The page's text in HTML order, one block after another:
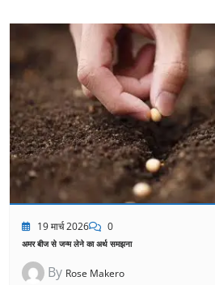
19 मार्च 2026 0
अमर बीज से जन्म लेने का अर्थ समझना
By Rose Makero